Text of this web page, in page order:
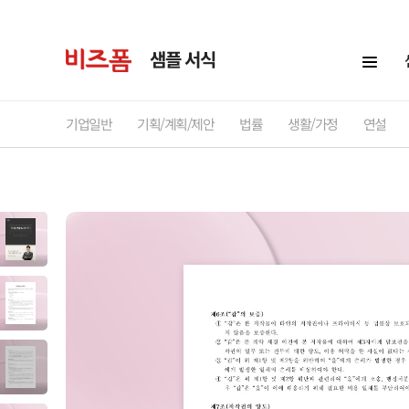
샘플 서식
기업일반 기획/계획/제안 법률 생활/가정 연설